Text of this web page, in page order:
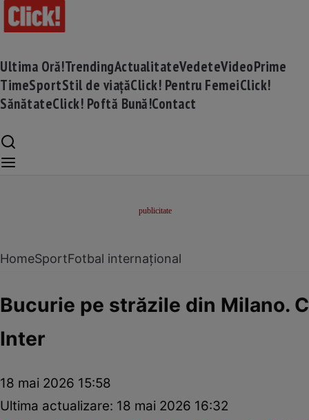
Ultima Oră!TrendingActualitateVedeteVideoPrime
TimeSportStil de viațăClick! Pentru FemeiClick!
SănătateClick! Poftă Bună!Contact
HomeSportFotbal internațional
Bucurie pe străzile din Milano.
Inter
18 mai 2026 15:58
Ultima actualizare: 18 mai 2026 16:32